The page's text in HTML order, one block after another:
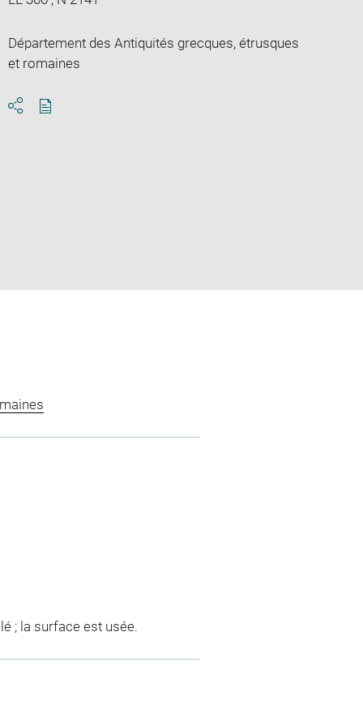
Département des Antiquités grecques, étrusques
et romaines
; la surface est usée.